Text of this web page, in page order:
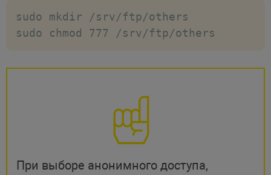
sudo mkdir /srv/ftp/others
sudo chmod 777 /srv/ftp/others
При выборе анонимного доступа,